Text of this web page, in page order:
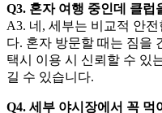
Q3. 혼자 여행 중인데 클럽
A3. 네, 세부는 비교적 안
다. 혼자 방문할 때는 짐을
택시 이용 시 신뢰할 수 있
길 수 있습니다.
Q4. 세부 야시장에서 꼭 먹